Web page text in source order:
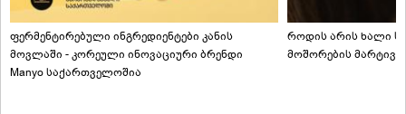
ფერმენტირებული ინგრედიენტები კანის
მოვლაში - კორეული ინოვაციური ბრენდი
Manyo საქართველოშია
როდის არის ხალი
მოშორების